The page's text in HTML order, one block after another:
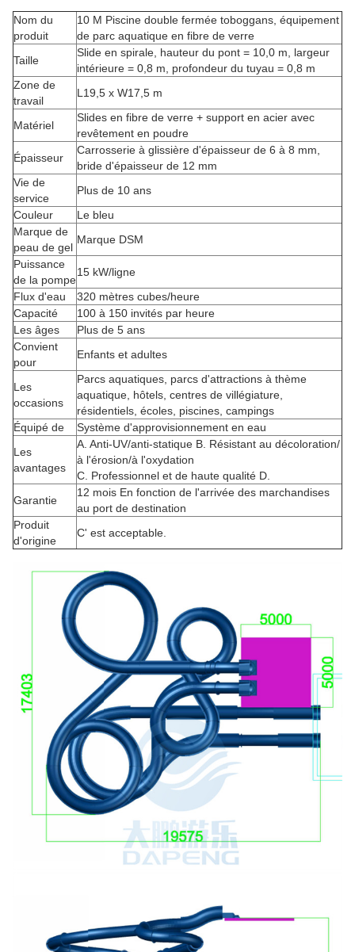
Nom du
produit
10 M Piscine double fermée toboggans, équipement
de parc aquatique en fibre de verre
Taille
Slide en spirale, hauteur du pont = 10,0 m, largeur
intérieure = 0,8 m, profondeur du tuyau = 0,8 m
Zone de
travail
L19,5 x W17,5 m
Matériel
Slides en fibre de verre + support en acier avec
revêtement en poudre
Épaisseur
Carrosserie à glissière d'épaisseur de 6 à 8 mm,
bride d'épaisseur de 12 mm
Vie de
service
Plus de 10 ans
Couleur
Le bleu
Marque de
peau de gel
Marque DSM
Puissance
de la pompe
15 kW/ligne
Flux d'eau
320 mètres cubes/heure
Capacité
100 à 150 invités par heure
Les âges
Plus de 5 ans
Convient
pour
Enfants et adultes
Les
occasions
Parcs aquatiques, parcs d'attractions à thème
aquatique, hôtels, centres de villégiature,
résidentiels, écoles, piscines, campings
Équipé de
Système d'approvisionnement en eau
Les
avantages
A. Anti-UV/anti-statique B. Résistant au décoloration/
à l'érosion/à l'oxydation
C. Professionnel et de haute qualité D.
Garantie
12 mois En fonction de l'arrivée des marchandises
au port de destination
Produit
d'origine
C' est acceptable.